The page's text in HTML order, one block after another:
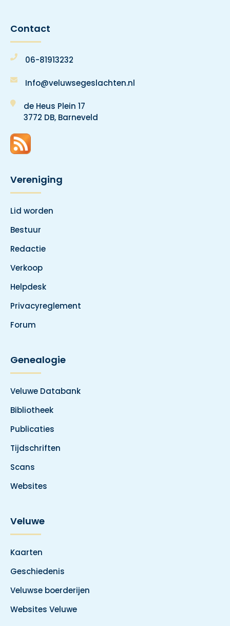
Contact
06-81913232
Info@veluwsegeslachten.nl
de Heus Plein 17
3772 DB, Barneveld
Vereniging
Lid worden
Bestuur
Redactie
Verkoop
Helpdesk
Privacyreglement
Forum
Genealogie
Veluwe Databank
Bibliotheek
Publicaties
Tijdschriften
Scans
Websites
Veluwe
Kaarten
Geschiedenis
Veluwse boerderijen
Websites Veluwe